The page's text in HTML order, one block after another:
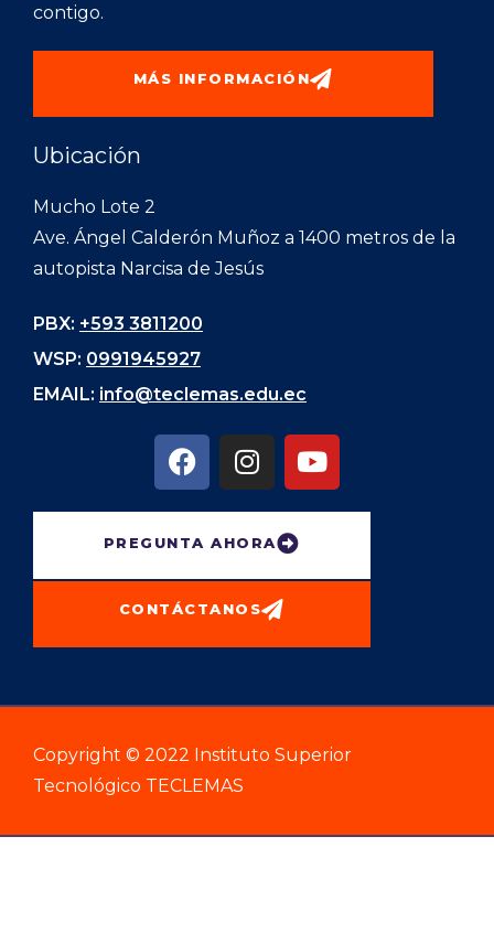
contigo.
MÁS INFORMACIÓN
Ubicación
Mucho Lote 2
Ave. Ángel Calderón Muñoz a 1400 metros de la
autopista Narcisa de Jesús
PBX: +593 3811200
WSP: 0991945927
EMAIL: info@teclemas.edu.ec
PREGUNTA AHORA
CONTÁCTANOS
Copyright © 2022 Instituto Superior
Tecnológico TECLEMAS